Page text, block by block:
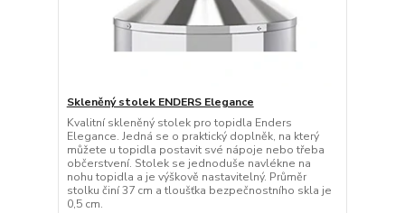
Skleněný stolek ENDERS Elegance
Kvalitní skleněný stolek pro topidla Enders
Elegance. Jedná se o praktický doplněk, na který
můžete u topidla postavit své nápoje nebo třeba
občerstvení. Stolek se jednoduše navlékne na
nohu topidla a je výškově nastavitelný. Průměr
stolku činí 37 cm a tloušťka bezpečnostního skla je
0,5 cm.